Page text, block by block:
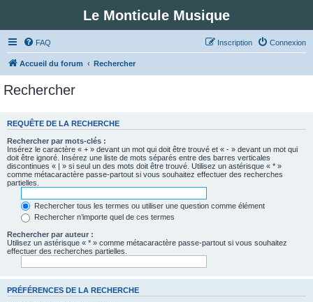
Le Monticule Musique
FAQ Connexion
Inscription
Accueil du forum Rechercher
Rechercher
REQUÊTE DE LA RECHERCHE
Rechercher par mots-clés :
Insérez le caractère « + » devant un mot qui doit être trouvé et « - » devant un mot qui
doit être ignoré. Insérez une liste de mots séparés entre des barres verticales
discontinues « | » si seul un des mots doit être trouvé. Utilisez un astérisque « * »
comme métacaractère passe-partout si vous souhaitez effectuer des recherches
partielles.
Rechercher tous les termes ou utiliser une question comme élément
Rechercher n’importe quel de ces termes
Rechercher par auteur :
Utilisez un astérisque « * » comme métacaractère passe-partout si vous souhaitez
effectuer des recherches partielles.
PRÉFÉRENCES DE LA RECHERCHE